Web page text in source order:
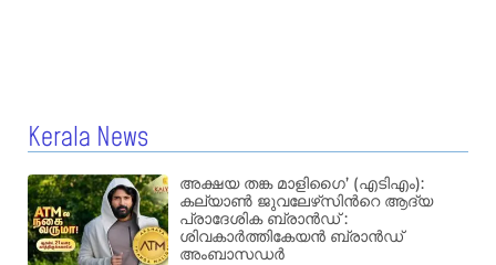
Kerala News
അക്ഷയ തങ്ക മാളിഗൈ’ (എടിഎം):
കല്യാണ്‍ ജുവലേഴ്‌സിന്‍റെ ആദ്യ
പ്രാദേശിക ബ്രാന്‍ഡ് :
ശിവകാര്‍ത്തികേയന്‍ ബ്രാന്‍ഡ്
അംബാസഡര്‍